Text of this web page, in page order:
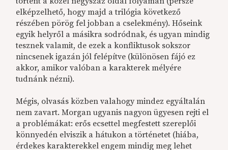
elképzelhető, hogy majd a trilógia következő
részében pörög fel jobban a cselekmény). Hőseink
egyik helyről a másikra sodródnak, és ugyan mindig
tesznek valamit, de ezek a konfliktusok sokszor
nincsenek igazán jól felépítve (különösen fájó ez
akkor, amikor valóban a karakterek mélyére
tudnánk nézni).
Mégis, olvasás közben valahogy mindez egyáltalán
nem zavart. Morgan ugyanis nagyon ügyesen rejti el
a problémákat: erős ecsettel megfestett szereplői
könnyedén elviszik a hátukon a történetet (hiába,
érdekes karakterekkel engem mindig meg lehet